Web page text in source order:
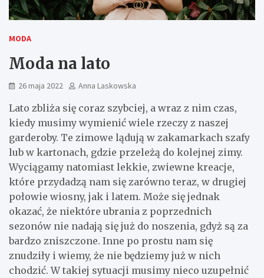
MODA
Moda na lato
26 maja 2022 Anna Laskowska
Lato zbliża się coraz szybciej, a wraz z nim czas,
kiedy musimy wymienić wiele rzeczy z naszej
garderoby. Te zimowe lądują w zakamarkach szafy
lub w kartonach, gdzie przeleżą do kolejnej zimy.
Wyciągamy natomiast lekkie, zwiewne kreacje,
które przydadzą nam się zarówno teraz, w drugiej
połowie wiosny, jak i latem. Może się jednak
okazać, że niektóre ubrania z poprzednich
sezonów nie nadają się już do noszenia, gdyż są za
bardzo zniszczone. Inne po prostu nam się
znudziły i wiemy, że nie będziemy już w nich
chodzić. W takiej sytuacji musimy nieco uzupełnić